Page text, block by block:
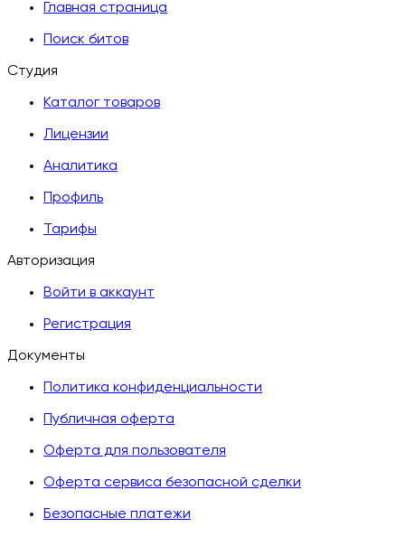
Главная страница
Поиск битов
Студия
Каталог товаров
Лицензии
Аналитика
Профиль
Тарифы
Авторизация
Войти в аккаунт
Регистрация
Документы
Политика конфиденциальности
Публичная оферта
Оферта для пользователя
Оферта сервиса безопасной сделки
Безопасные платежи